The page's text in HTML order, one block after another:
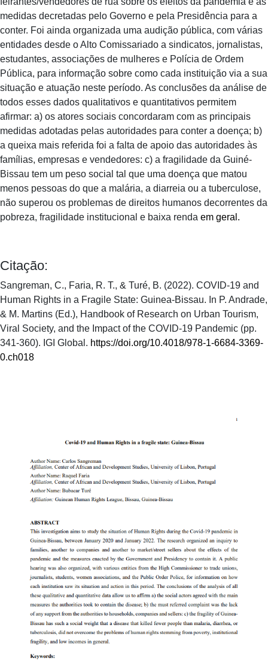
medidas decretadas pelo Governo e pela Presidência para a
conter. Foi ainda organizada uma audição pública, com várias
entidades desde o Alto Comissariado a sindicatos, jornalistas,
estudantes, associações de mulheres e Polícia de Ordem
Pública, para informação sobre como cada instituição via a sua
situação e atuação neste período. As conclusões da análise de
todos esses dados qualitativos e quantitativos permitem
afirmar: a) os atores sociais concordaram com as principais
medidas adotadas pelas autoridades para conter a doença; b)
a queixa mais referida foi a falta de apoio das autoridades às
famílias, empresas e vendedores: c) a fragilidade da Guiné-
Bissau tem um peso social tal que uma doença que matou
menos pessoas do que a malária, a diarreia ou a tuberculose,
não superou os problemas de direitos humanos decorrentes da
pobreza, fragilidade institucional e baixa renda em geral.
Citação:
Sangreman, C., Faria, R. T., & Turé, B. (2022). COVID-19 and
Human Rights in a Fragile State: Guinea-Bissau. In P. Andrade,
& M. Martins (Ed.), Handbook of Research on Urban Tourism,
Viral Society, and the Impact of the COVID-19 Pandemic (pp.
341-360). IGI Global. https://doi.org/10.4018/978-1-6684-3369-
0.ch018